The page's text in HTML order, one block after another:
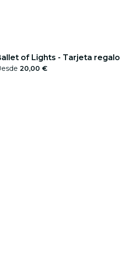
of Lights - Tarjeta regalo
20,00 €